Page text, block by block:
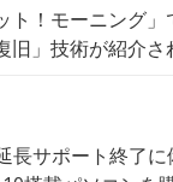
ト！モーニング
」技術が紹介さ
長サポート終了